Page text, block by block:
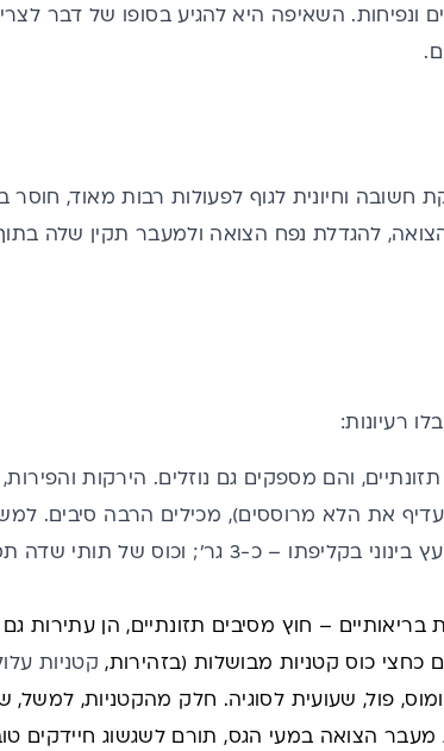
ונפיחות. השאיפה היא להגיע בסופו של דבר
וחיונית לגוף לפעולות רבות מאוד, חוסר
להגדלת נפח הצואה ולמעבר תקין שלה
רעיונות:
והם מספקים גם נוזלים. הירקות
בריאותיים – חוץ מסיבים תזונתיים, הן עתירות גם
כחצי כוס קטניות מבושלות (בזהירות, קטניות
פול, שעועית לסוגיה. חלק מהקטניות, למשל,
הצואה במעי הגס, תורם לשגשוג חיידקים